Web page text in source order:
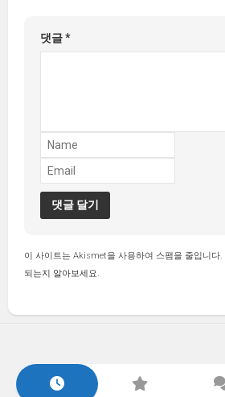
댓글*
이 사이트는 Akismet을 사용하여 스팸을 줄입니다.
되는지 알아보세요.